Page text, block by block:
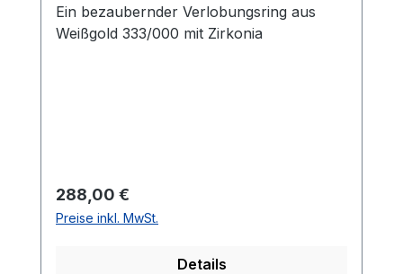
Ein bezaubernder Verlobungsring aus
Weißgold 333/000 mit Zirkonia
Regulärer Preis:
288,00 €
Preise inkl. MwSt.
Details